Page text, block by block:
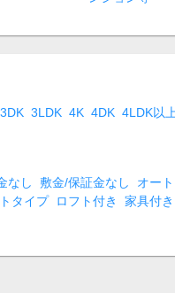
3DK 3LDK 4K 4DK 4LDK以上
なし 敷金/保証金なし オー
タイプ ロフト付き 家具付き